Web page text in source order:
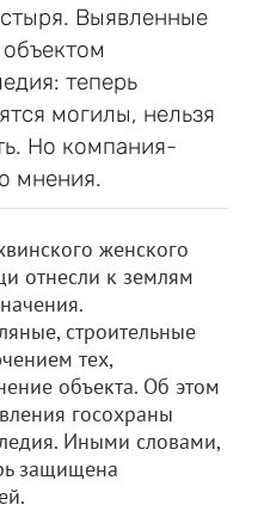
Выявленные
теперь
могилы, нельзя
Но компания-
мнения.
женского
отнесли к землям
строительные
тех,
объекта. Об этом
госохраны
Иными словами,
защищена